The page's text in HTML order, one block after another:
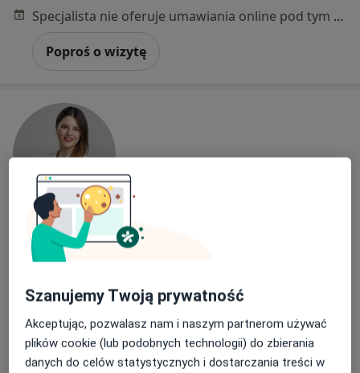
Specjalista nie oferuje umawiania online pod tym adresem.
Poproś o wizytę
Bezpieczne płatności
lek. Alicja Magdalena Frydrych
estetycznej, Dermatolog dziecięcy·Więcej
286 opinii
Adres Online
Szanujemy Twoją prywatność
Akceptując, pozwalasz nam i naszym partnerom używać
plików cookie (lub podobnych technologii) do zbierania
danych do celów statystycznych i dostarczania treści w